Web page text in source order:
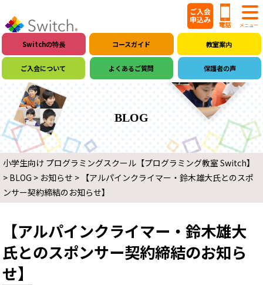
Switchの特長 コースガイド 教室案内
ご入会について よくあるご質問 保護者の声
BLOG
小学生向け プログラミングスクール【プログラミング教室 Switch】
> BLOG > お知らせ > 【アルパインクライマー・鈴木雄大氏とのスポ
ンサー契約締結のお知らせ】
【アルパインクライマー・鈴木雄大
氏とのスポンサー契約締結のお知ら
せ】